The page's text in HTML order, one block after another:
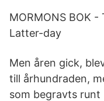
MORMONS BOK
Latter-day
Men åren gick,
till århundraden,
som begravts